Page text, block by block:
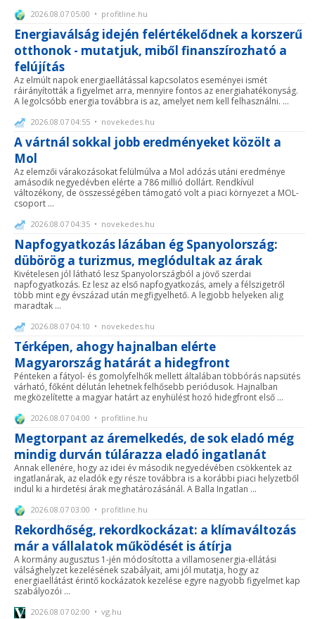
2026.08.07 05:00 • profitline.hu
Energiaválság idején felértékelődnek a korszerű
otthonok - mutatjuk, miből finanszírozható a
felújítás
Az elmúlt napok energiaellátással kapcsolatos eseményei ismét
ráirányították a figyelmet arra, mennyire fontos az energiahatékonyság.
A legolcsóbb energia továbbra is az, amelyet nem kell felhasználni. ...
2026.08.07 04:55 • novekedes.hu
A vártnál sokkal jobb eredményeket közölt a
Mol
Az elemzői várakozásokat felülmúlva a Mol adózás utáni eredménye
amásodik negyedévben elérte a 786 millió dollárt. Rendkívül
változékony, de összességében támogató volt a piaci környezet a MOL-
csoport ...
2026.08.07 04:35 • novekedes.hu
Napfogyatkozás lázában ég Spanyolország:
dübörög a turizmus, meglódultak az árak
Kivételesen jól látható lesz Spanyolországból a jövő szerdai
napfogyatkozás. Ez lesz az első napfogyatkozás, amely a félszigetről
több mint egy évszázad után megfigyelhető. A legjobb helyeken alig
maradtak ...
2026.08.07 04:10 • novekedes.hu
Térképen, ahogy hajnalban elérte
Magyarország határát a hidegfront
Pénteken a fátyol- és gomolyfelhők mellett általában többórás napsütés
várható, főként délután lehetnek felhősebb periódusok. Hajnalban
megközelítette a magyar határt az enyhülést hozó hidegfront első ...
2026.08.07 04:00 • profitline.hu
Megtorpant az áremelkedés, de sok eladó még
mindig durván túlárazza eladó ingatlanát
Annak ellenére, hogy az idei év második negyedévében csökkentek az
ingatlanárak, az eladók egy része továbbra is a korábbi piaci helyzetből
indul ki a hirdetési árak meghatározásánál. A Balla Ingatlan ...
2026.08.07 03:00 • profitline.hu
Rekordhőség, rekordkockázat: a klímaváltozás
már a vállalatok működését is átírja
A kormány augusztus 1-jén módosította a villamosenergia-ellátási
válsághelyzet kezelésének szabályait, ami jól mutatja, hogy az
energiaellátást érintő kockázatok kezelése egyre nagyobb figyelmet kap
szabályozói ...
2026.08.07 02:00 • vg.hu